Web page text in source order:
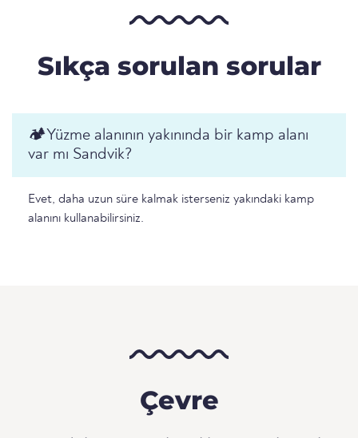
Sıkça sorulan sorular
🏕️️Yüzme alanının yakınında bir kamp alanı
var mı Sandvik?
Evet, daha uzun süre kalmak isterseniz yakındaki kamp
alanını kullanabilirsiniz.
Çevre